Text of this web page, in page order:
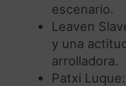
escenario.
Leaven
y una
arrolladora.
Patxi